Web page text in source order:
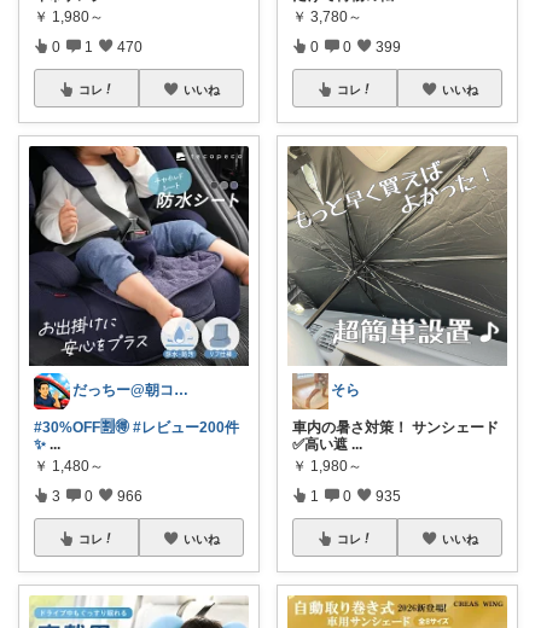
￥ 1,980～
0 1 470
コレ いいね
だっちー@朝コレ5時🚗カー用品探求家
#30%OFF🈹🉐 #レビュー200件
✨ ...
￥ 1,480～
3 0 966
コレ いいね
￥ 3,780～
0 0 399
コレ いいね
そら
車内の暑さ対策！ サンシェード
✅高い遮 ...
￥ 1,980～
1 0 935
コレ いいね